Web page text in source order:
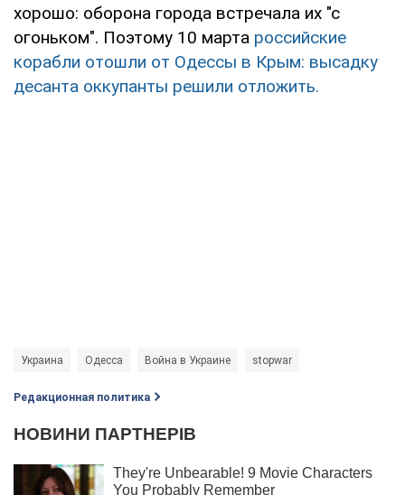
хорошо: оборона города встречала их "с
огоньком". Поэтому 10 марта российские
корабли отошли от Одессы в Крым: высадку
десанта оккупанты решили отложить.
Украина Одесса Война в Украине stopwar
Редакционная политика